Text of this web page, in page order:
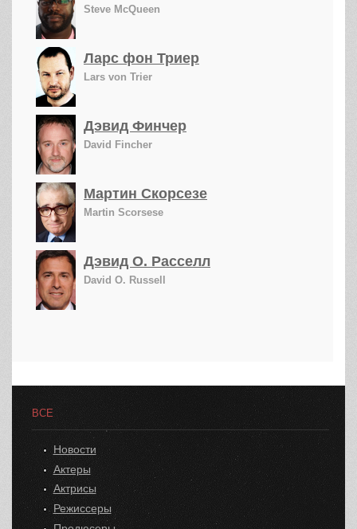
Steve McQueen
Ларс фон Триер
Lars von Trier
Дэвид Финчер
David Fincher
Мартин Скорсезе
Martin Scorsese
Дэвид О. Расселл
David O. Russell
ВСЕ
Новости
Актеры
Актрисы
Режиссеры